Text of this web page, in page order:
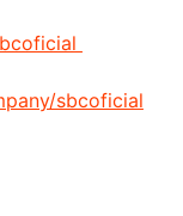
sbcoficial